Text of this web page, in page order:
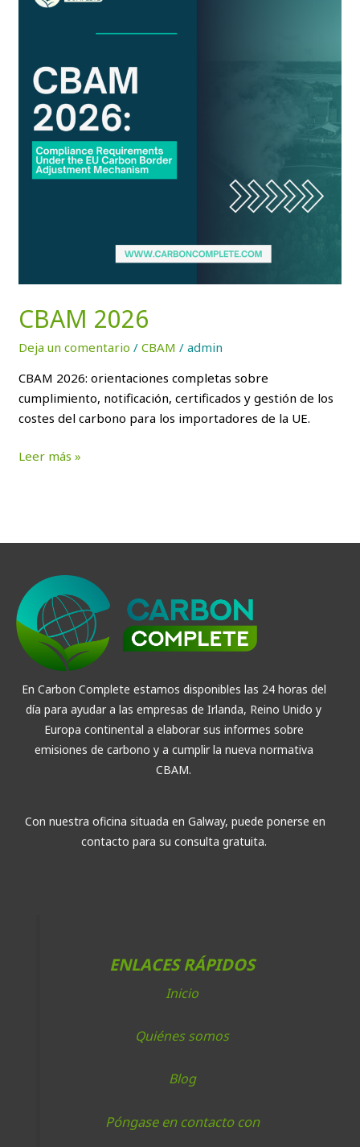
CBAM 2026
Deja un comentario /CBAM /admin
CBAM 2026: orientaciones completas sobre
cumplimiento, notificación, certificados y gestión de los
costes del carbono para los importadores de la UE.
Leer más »
En Carbon Complete estamos disponibles las 24 horas del
día para ayudar a las empresas de Irlanda, Reino Unido y
Europa continental a elaborar sus informes sobre
emisiones de carbono y a cumplir la nueva normativa
CBAM.
Con nuestra oficina situada en Galway, puede ponerse en
contacto para su consulta gratuita.
ENLACES RÁPIDOS
Inicio
Quiénes somos
Blog
Póngase en contacto con